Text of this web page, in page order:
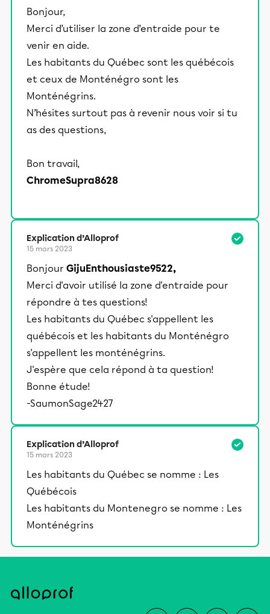
Bonjour,
Merci d’utiliser la zone d’entraide pour te
venir en aide.
Les habitants du Québec sont les québécois
et ceux de Monténégro sont les
Monténégrins.
N’hésites surtout pas à revenir nous voir si tu
as des questions,
Bon travail,
ChromeSupra8628
Explication d’Alloprof
15 mars 2023
Bonjour GijuEnthousiaste9522,
Merci d'avoir utilisé la zone d'entraide pour
répondre à tes questions!
Les habitants du Québec s'appellent les
québécois et les habitants du Monténégro
s'appellent les monténégrins.
J'espère que cela répond à ta question!
Bonne étude!
-SaumonSage2427
Explication d’Alloprof
15 mars 2023
Les habitants du Québec se nomme : Les
Québécois
Les habitants du Montenegro se nomme : Les
Monténégrins